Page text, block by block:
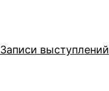
Записи выступлений